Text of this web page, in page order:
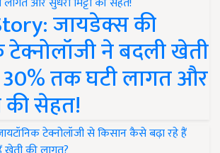
जायडेक्स की
टेक्नोलॉजी ने बदली खेती
30% तक घटी लागत और
की सेहत!